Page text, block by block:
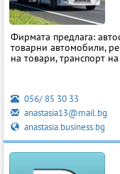
Фирмата предлага:
товарни автомобили,
на товари, транспорт
056/ 85 30 33
anastasia13@mail.bg
anastasia.business.bg